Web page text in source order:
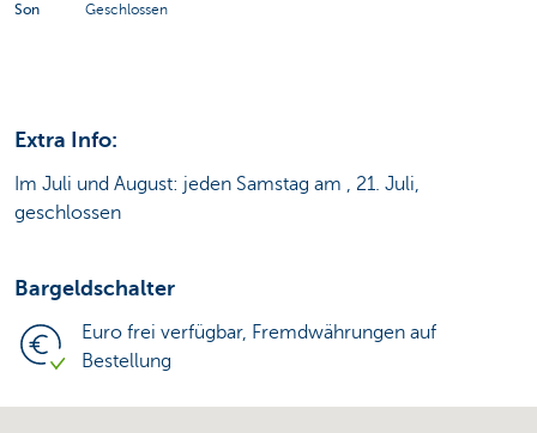
Son Geschlossen
Extra Info:
Im Juli und August: jeden Samstag am , 21. Juli,
geschlossen
Bargeldschalter
Euro frei verfügbar, Fremdwährungen auf
Bestellung